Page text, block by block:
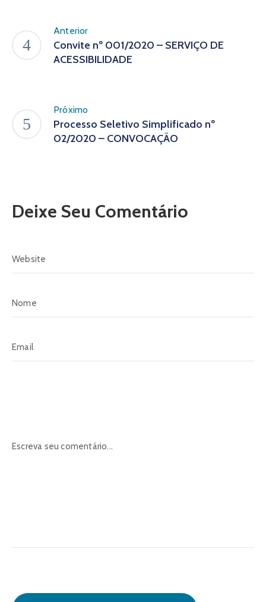
Anterior
Convite nº 001/2020 – SERVIÇO DE
ACESSIBILIDADE
Próximo
Processo Seletivo Simplificado nº
02/2020 – CONVOCAÇÃO
Deixe Seu Comentário